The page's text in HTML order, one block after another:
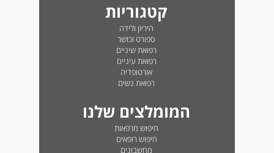
קטגוריות
היריון ולידה
ספורט וכושר
רפואת שיניים
רפואת עיניים
אורטופדיה
רפואת נשים
המומלצים שלנו
חיפוש מרפאות
חיפוש רופאים
מחשבונים